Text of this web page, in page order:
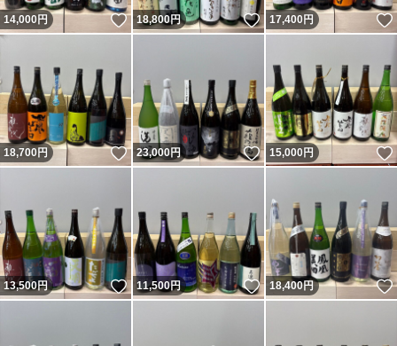
14,000円 いいね！
18,800円 いいね！
17,400円
18,700円 いいね！
23,000円 いいね！
15,000円
13,500円 いいね！
11,500円 いいね！
18,400円